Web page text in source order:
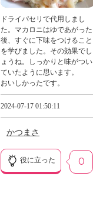
ドライパセリで代用しまし
た。マカロニはゆであがった
後、すぐに下味をつけること
を学びました。その効果でし
ょうね。しっかりと味がつい
ていたように思います。
おいしかったです。
2024-07-17 01:50:11
かつまさ
役に立った 0